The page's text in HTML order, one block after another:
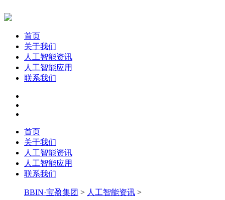
首页
关于我们
人工智能资讯
人工智能应用
联系我们
首页
关于我们
人工智能资讯
人工智能应用
联系我们
BBIN·宝盈集团 > 人工智能资讯 >